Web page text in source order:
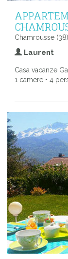
Chamrousse
Laurent
Casa vacanze
1 camere • 4